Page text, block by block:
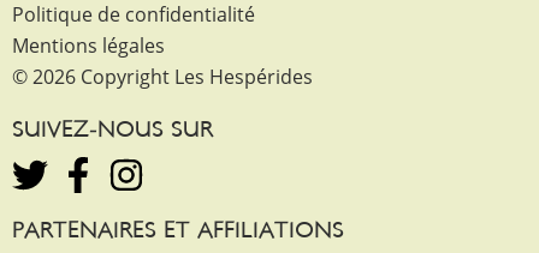
Politique de confidentialité
Mentions légales
© 2026 Copyright Les Hespérides
SUIVEZ-NOUS SUR
PARTENAIRES ET AFFILIATIONS